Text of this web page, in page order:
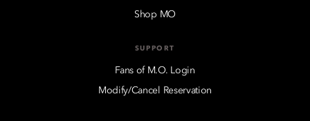
Shop MO
SUPPORT
Fans of M.O. Login
Modify/Cancel Reservation